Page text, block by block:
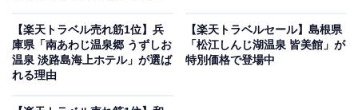
【楽天トラベル売れ筋1位】兵
庫県「南あわじ温泉郷 うずしお
温泉 淡路島海上ホテル」が選ば
れる理由
【楽天トラベルセール】島根県
「松江しんじ湖温泉 皆美館」が
特別価格で登場中